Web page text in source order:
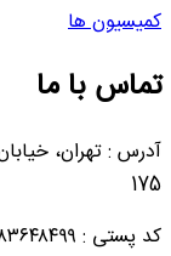
کمیسیون ها
تماس با ما
آدرس : تهران،
175
کد پستی : ۱۵۸۳۶۴۸۴۹۹